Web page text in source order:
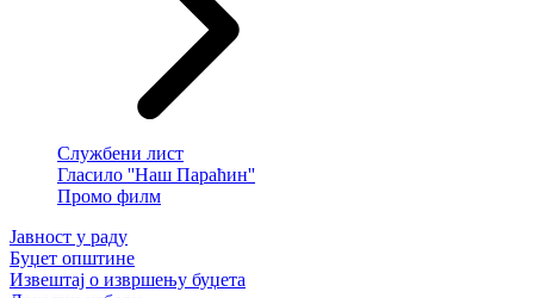
Службени лист
Гласило ''Наш Параћин''
Промо филм
Јавност у раду
Буџет општине
Извештај о извршењу буџета